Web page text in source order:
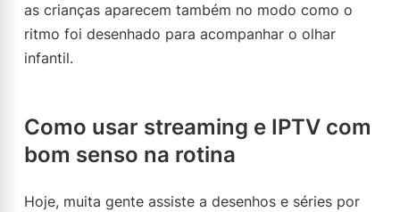
as crianças aparecem também no modo como o
ritmo foi desenhado para acompanhar o olhar
infantil.
Como usar streaming e IPTV com
bom senso na rotina
Hoje, muita gente assiste a desenhos e séries por